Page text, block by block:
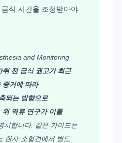
식 시간을 조정받아야
and Monitoring
취 전 금식 권고가 최근
증거에 따라
되는 방향으로
위 역류 연구가 이를
시합니다. 같은 가이드는
환자·소형견에서 별도